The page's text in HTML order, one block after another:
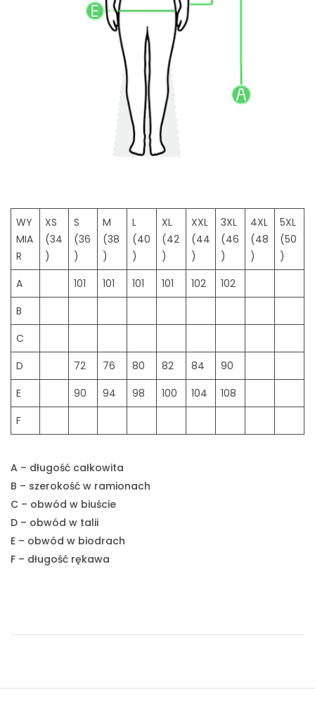
2
WY
MIA
R
XS
(34
)
S
(36
)
M
(38
)
L
(40
)
XL
(42
)
XXL
(44
)
3XL
(46
)
4XL
(48
)
5XL
(50
)
A
101 101 101 101 102
102
B
C
D
72 76 80 82 84
90
E
90 94 98 100 104
108
F
A – długość całkowita
B – szerokość w ramionach
C – obwód w biuście
D – obwód w talii
E – obwód w biodrach
F – długość rękawa